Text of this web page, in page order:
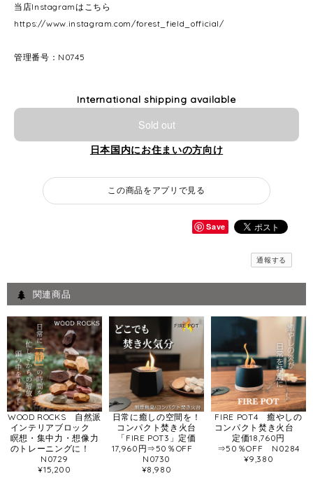
当店Instagramはこちら
https://www.instagram.com/forest_field_official/
管理番号：N0745
International shipping available
Sold out
日本国内にお住まいの方向け
この商品をアプリで見る
Save
通報する
関連商品
WOOD ROCKS 自然派
インテリアブロック
瞑想・集中力・想像力
のトレーニングに！
N0729
¥15,200
日常に癒しの空間を！
コンパクト焚き火台
「FIRE POT3」定価
17,960円⇒50％OFF
N0730
¥8,980
FIRE POT4 癒やしの
コンパクト焚き火台
定価18,760円
⇒50％OFF N0284
¥9,380